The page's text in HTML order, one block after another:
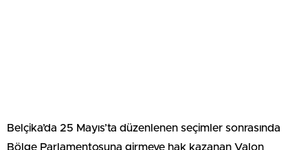
Belçika’da 25 Mayıs’ta düzenlenen seçimler sonrasında
Bölge Parlamentosuna girmeye hak kazanan Valon